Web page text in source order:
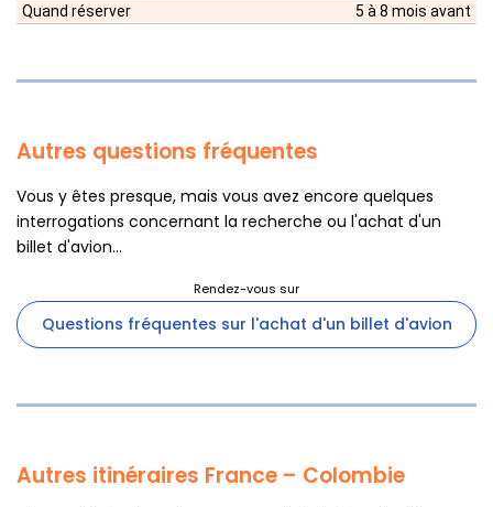
Quand réserver
5 à 8 mois avant
Autres questions fréquentes
Vous y êtes presque, mais vous avez encore quelques
interrogations concernant la recherche ou l'achat d'un
billet d'avion...
Questions fréquentes sur l'achat d'un billet d'avion
Autres itinéraires France – Colombie